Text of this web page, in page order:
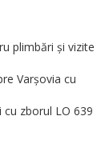
plimbări și vizite
Varșovia cu
cu zborul LO 639